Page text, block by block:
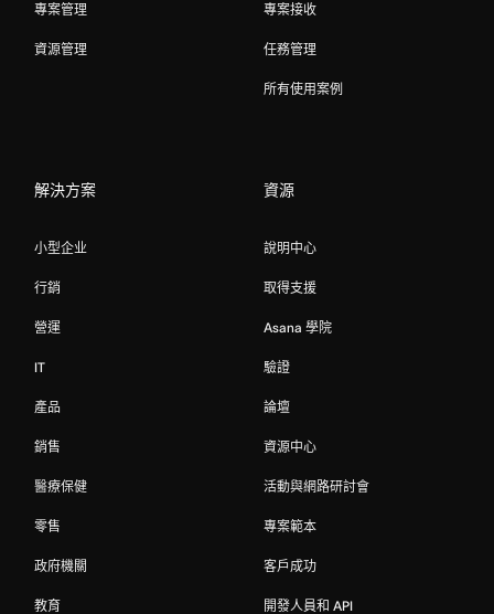
專案管理
資源管理
專案接收
任務管理
所有使用案例
解決方案
小型企业
行銷
營運
IT
產品
銷售
醫療保健
零售
政府機關
教育
資源
說明中心
取得支援
Asana 學院
驗證
論壇
資源中心
活動與網路研討會
專案範本
客戶成功
開發人員和 API